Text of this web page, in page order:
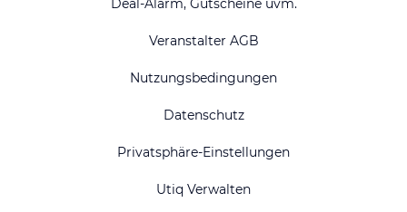
Deal-Alarm, Gutscheine uvm.
Veranstalter AGB
Nutzungsbedingungen
Datenschutz
Privatsphäre-Einstellungen
Utiq Verwalten